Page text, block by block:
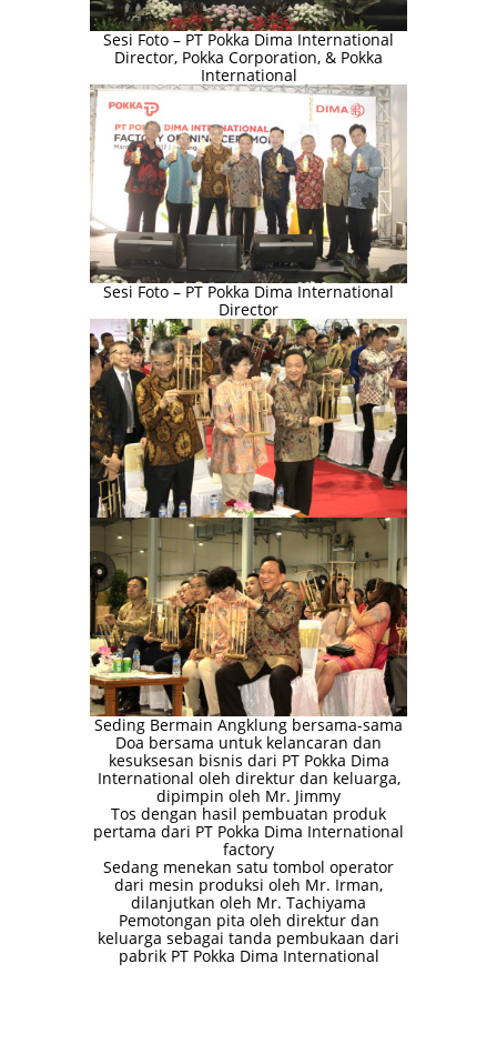
Sesi Foto – PT Pokka Dima International
Director, Pokka Corporation, & Pokka
International
Sesi Foto – PT Pokka Dima International
Director
Seding Bermain Angklung bersama-sama
Doa bersama untuk kelancaran dan
kesuksesan bisnis dari PT Pokka Dima
International oleh direktur dan keluarga,
dipimpin oleh Mr. Jimmy
Tos dengan hasil pembuatan produk
pertama dari PT Pokka Dima International
factory
Sedang menekan satu tombol operator
dari mesin produksi oleh Mr. Irman,
dilanjutkan oleh Mr. Tachiyama
Pemotongan pita oleh direktur dan
keluarga sebagai tanda pembukaan dari
pabrik PT Pokka Dima International